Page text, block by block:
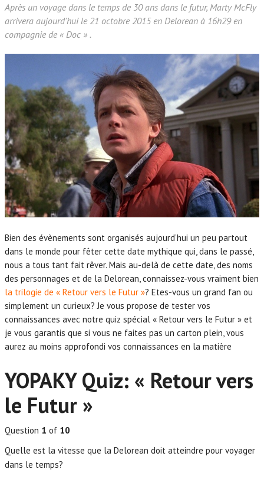
Après un voyage dans le temps de 30 ans dans le futur, Marty McFly
arrivera aujourd'hui le 21 octobre 2015 en Delorean à 16h29 en
compagnie de « Doc » .
Bien des évènements sont organisés aujourd’hui un peu partout
dans le monde pour fêter cette date mythique qui, dans le passé,
nous a tous tant fait rêver. Mais au-delà de cette date, des noms
des personnages et de la Delorean, connaissez-vous vraiment bien
la trilogie de « Retour vers le Futur »? Etes-vous un grand fan ou
simplement un curieux? Je vous propose de tester vos
connaissances avec notre quiz spécial « Retour vers le Futur » et
je vous garantis que si vous ne faites pas un carton plein, vous
aurez au moins approfondi vos connaissances en la matière
YOPAKY Quiz: « Retour vers
le Futur »
Question 1 of 10
Quelle est la vitesse que la Delorean doit atteindre pour voyager
dans le temps?